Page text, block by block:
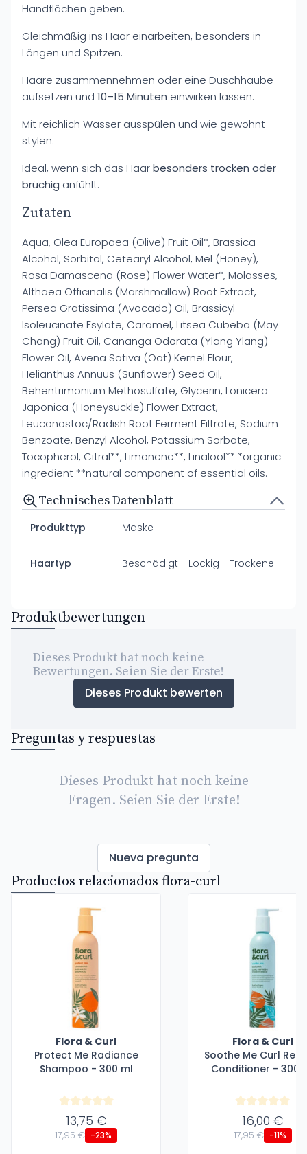
Handflächen geben.
Gleichmäßig ins Haar einarbeiten, besonders in
Längen und Spitzen.
Haare zusammennehmen oder eine Duschhaube
aufsetzen und 10–15 Minuten einwirken lassen.
Mit reichlich Wasser ausspülen und wie gewohnt
stylen.
Ideal, wenn sich das Haarbesonders trocken oder
brüchig anfühlt.
Zutaten
Aqua, Olea Europaea (Olive) Fruit Oil*, Brassica
Alcohol, Sorbitol, Cetearyl Alcohol, Mel (Honey),
Rosa Damascena (Rose) Flower Water*, Molasses,
Althaea Officinalis (Marshmallow) Root Extract,
Persea Gratissima (Avocado) Oil, Brassicyl
Isoleucinate Esylate, Caramel, Litsea Cubeba (May
Chang) Fruit Oil, Cananga Odorata (Ylang Ylang)
Flower Oil, Avena Sativa (Oat) Kernel Flour,
Helianthus Annuus (Sunflower) Seed Oil,
Behentrimonium Methosulfate, Glycerin, Lonicera
Japonica (Honeysuckle) Flower Extract,
Leuconostoc/Radish Root Ferment Filtrate, Sodium
Benzoate, Benzyl Alcohol, Potassium Sorbate,
Tocopherol, Citral**, Limonene**, Linalool** *organic
ingredient **natural component of essential oils.
Technisches Datenblatt
Produkttyp Maske
Haartyp Beschädigt - Lockig - Trockene
Produktbewertungen
Dieses Produkt hat noch keine
Bewertungen. Seien Sie der Erste!
Dieses Produkt bewerten
Preguntas y respuestas
Dieses Produkt hat noch keine
Fragen. Seien Sie der Erste!
Nueva pregunta
Productos relacionados flora-curl
Flora & Curl
Protect Me Radiance
Shampoo - 300 ml
13,75 €
17,95 € -23%
Flora & Curl
Soothe Me Curl
Conditioner - 300
16,00 €
17,95 € -11%